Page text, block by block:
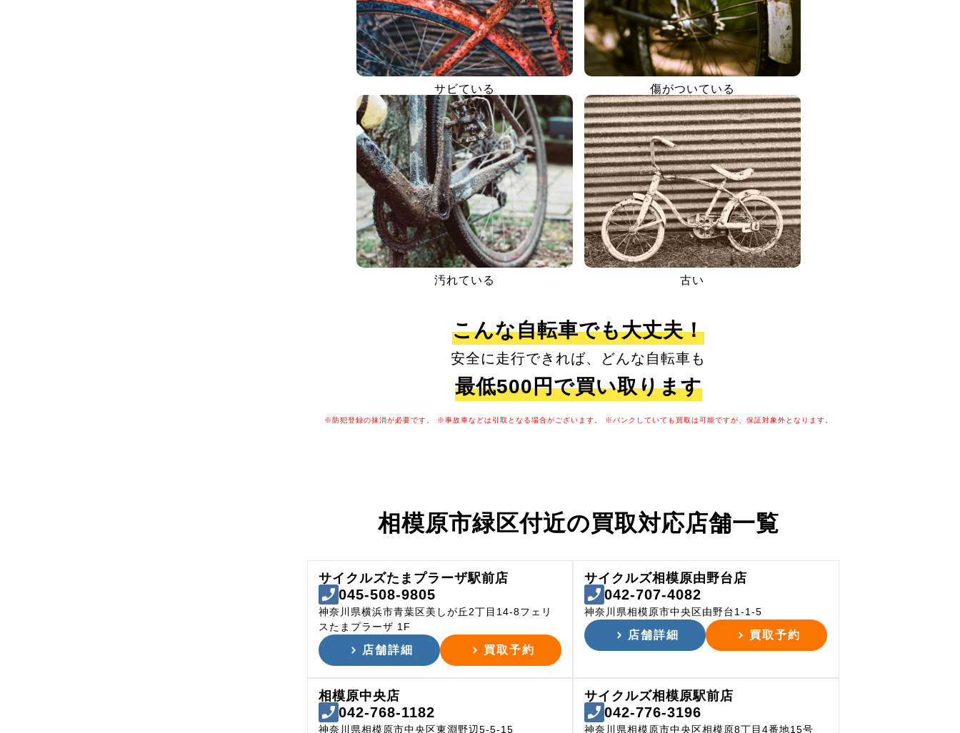
サビている 傷がついている
汚れている 古い
こんな自転車でも大丈夫！
安全に走行できれば、どんな自転車も
最低500円で買い取ります
※防犯登録の抹消が必要です。 ※事故車などは引取となる場合がございます。 ※パンクしていても買取は可能ですが、保証対象外となります。
相模原市緑区付近の買取対応店舗一覧
サイクルズたまプラーザ駅前店
045-508-9805
神奈川県横浜市青葉区美しが丘2丁目14-8フェリ
スたまプラーザ 1F
店舗詳細 買取予約
サイクルズ相模原由野台店
042-707-4082
神奈川県相模原市中央区由野台1-1-5
店舗詳細 買取予約
相模原中央店
042-768-1182
神奈川県相模原市中央区東淵野辺5-5-15
サイクルズ相模原駅前店
042-776-3196
神奈川県相模原市中央区相模原8丁目4番地15号